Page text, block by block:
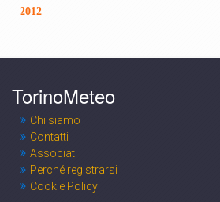
2012
TorinoMeteo
Chi siamo
Contatti
Associati
Perché registrarsi
Cookie Policy